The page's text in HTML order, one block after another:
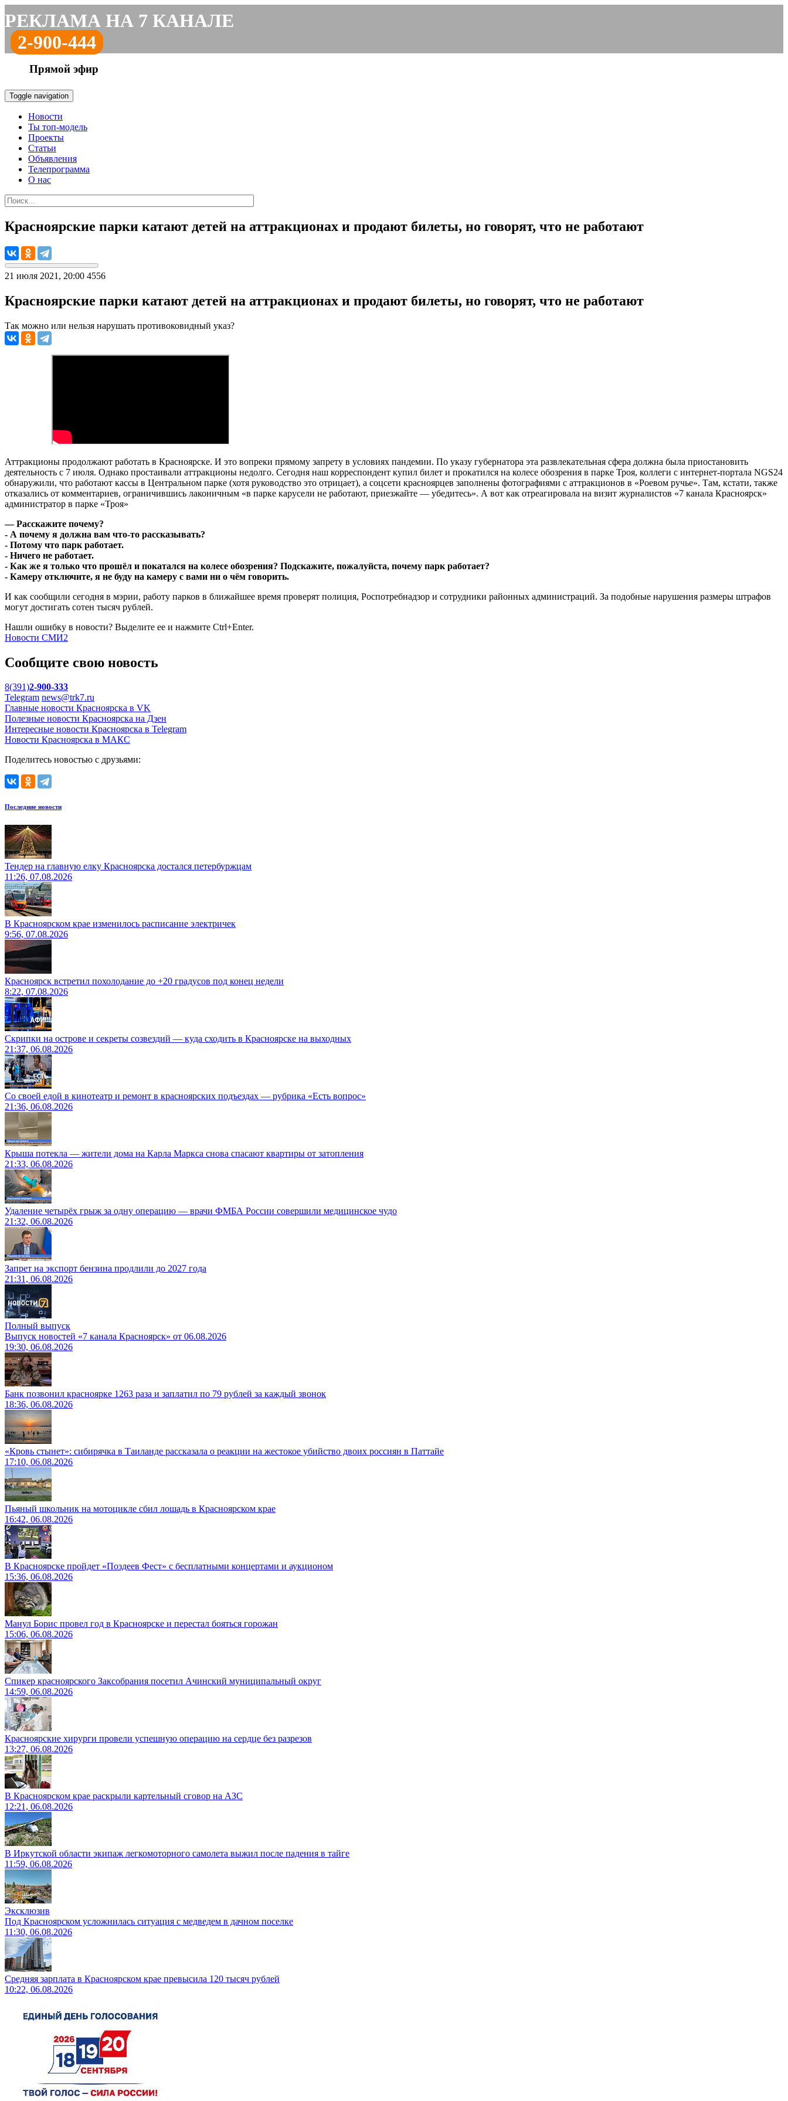
РЕКЛАМА НА 7 КАНАЛЕ
2-900-444
Прямой эфир
Toggle navigation
Новости
Ты топ-модель
Проекты
Статьи
Объявления
Телепрограмма
О нас
Красноярские парки катают детей на аттракционах и продают билеты, но говорят, что не работают
21 июля 2021, 20:00 4556
Красноярские парки катают детей на аттракционах и продают билеты, но говорят, что не работают
Так можно или нельзя нарушать противоковидный указ?
Аттракционы продолжают работать в Красноярске. И это вопреки прямому запрету в условиях пандемии. По указу губернатора эта развлекательная сфера должна была приостановить
деятельность с 7 июля. Однако простаивали аттракционы недолго. Сегодня наш корреспондент купил билет и прокатился на колесе обозрения в парке Троя, коллеги с интернет-портала NGS24
обнаружили, что работают кассы в Центральном парке (хотя руководство это отрицает), а соцсети красноярцев заполнены фотографиями с аттракционов в «Роевом ручье». Там, кстати, также
отказались от комментариев, ограничившись лаконичным «в парке карусели не работают, приезжайте — убедитесь». А вот как отреагировала на визит журналистов «7 канала Красноярск»
администратор в парке «Троя»
— Расскажите почему?
- А почему я должна вам что-то рассказывать?
- Потому что парк работает.
- Ничего не работает.
- Как же я только что прошёл и покатался на колесе обозрения? Подскажите, пожалуйста, почему парк работает?
- Камеру отключите, я не буду на камеру с вами ни о чём говорить.
И как сообщили сегодня в мэрии, работу парков в ближайшее время проверят полиция, Роспотребнадзор и сотрудники районных администраций. За подобные нарушения размеры штрафов
могут достигать сотен тысяч рублей.
Нашли ошибку в новости? Выделите ее и нажмите Ctrl+Enter.
Новости СМИ2
Сообщите свою новость
8(391)2-900-333
Telegram news@trk7.ru
Главные новости Красноярска в VK
Полезные новости Красноярска на Дзен
Интересные новости Красноярска в Telegram
Новости Красноярска в МАКС
Поделитесь новостью с друзьями:
Последние новости
Тендер на главную елку Красноярска достался петербуржцам
11:26, 07.08.2026
В Красноярском крае изменилось расписание электричек
9:56, 07.08.2026
Красноярск встретил похолодание до +20 градусов под конец недели
8:22, 07.08.2026
Скрипки на острове и секреты созвездий — куда сходить в Красноярске на выходных
21:37, 06.08.2026
Со своей едой в кинотеатр и ремонт в красноярских подъездах — рубрика «Есть вопрос»
21:36, 06.08.2026
Крыша потекла — жители дома на Карла Маркса снова спасают квартиры от затопления
21:33, 06.08.2026
Удаление четырёх грыж за одну операцию — врачи ФМБА России совершили медицинское чудо
21:32, 06.08.2026
Запрет на экспорт бензина продлили до 2027 года
21:31, 06.08.2026
Полный выпуск
Выпуск новостей «7 канала Красноярск» от 06.08.2026
19:30, 06.08.2026
Банк позвонил красноярке 1263 раза и заплатил по 79 рублей за каждый звонок
18:36, 06.08.2026
«Кровь стынет»: сибирячка в Таиланде рассказала о реакции на жестокое убийство двоих россиян в Паттайе
17:10, 06.08.2026
Пьяный школьник на мотоцикле сбил лошадь в Красноярском крае
16:42, 06.08.2026
В Красноярске пройдет «Поздеев Фест» с бесплатными концертами и аукционом
15:36, 06.08.2026
Манул Борис провел год в Красноярске и перестал бояться горожан
15:06, 06.08.2026
Спикер красноярского Заксобрания посетил Ачинский муниципальный округ
14:59, 06.08.2026
Красноярские хирурги провели успешную операцию на сердце без разрезов
13:27, 06.08.2026
В Красноярском крае раскрыли картельный сговор на АЗС
12:21, 06.08.2026
В Иркутской области экипаж легкомоторного самолета выжил после падения в тайге
11:59, 06.08.2026
Эксклюзив
Под Красноярском усложнилась ситуация с медведем в дачном поселке
11:30, 06.08.2026
Средняя зарплата в Красноярском крае превысила 120 тысяч рублей
10:22, 06.08.2026